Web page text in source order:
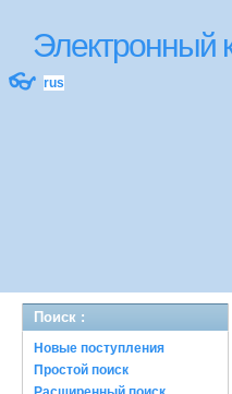
Электронный
👓 rus
Поиск :
Новые поступления
Простой поиск